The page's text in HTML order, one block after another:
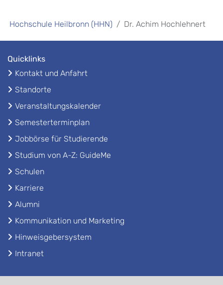
Hochschule Heilbronn (HHN) Dr. Achim Hochlehnert
Quicklinks
Kontakt und Anfahrt
Standorte
Veranstaltungskalender
Semesterterminplan
Jobbörse für Studierende
Studium von A-Z: GuideMe
Schulen
Karriere
Alumni
Kommunikation und Marketing
Hinweisgebersystem
Intranet